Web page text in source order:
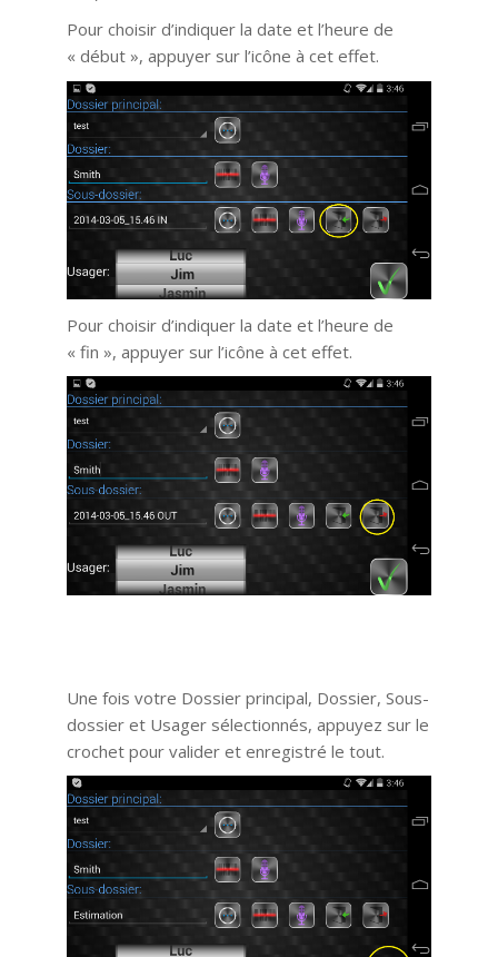
Pour choisir d’indiquer la date et l’heure de
« début », appuyer sur l’icône à cet effet.
Pour choisir d’indiquer la date et l’heure de
« fin », appuyer sur l’icône à cet effet.
Une fois votre Dossier principal, Dossier, Sous-
dossier et Usager sélectionnés, appuyez sur le
crochet pour valider et enregistré le tout.